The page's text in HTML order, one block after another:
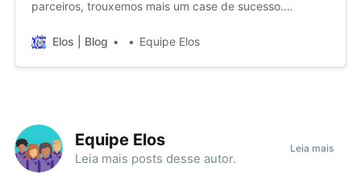
parceiros, trouxemos mais um case de sucesso.
Elos | Blog
Equipe Elos
Equipe Elos
Leia mais posts desse autor.
Leia mais